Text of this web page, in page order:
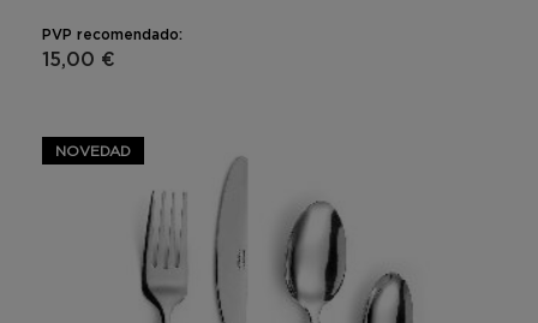
PVP recomendado:
15,00 €
NOVEDAD